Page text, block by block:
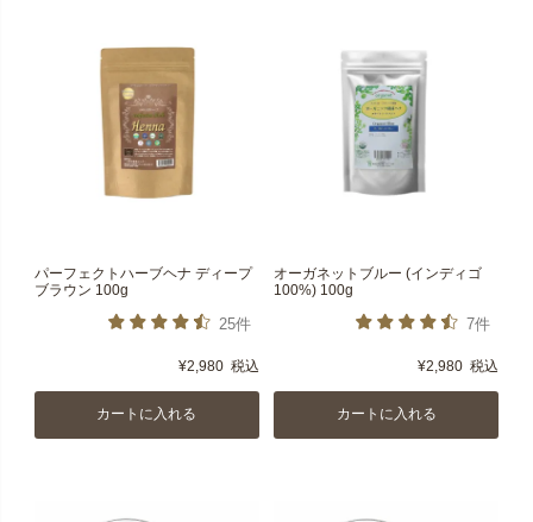
パーフェクトハーブヘナ ディープ
ブラウン 100g
25件
¥2,980 税込
カートに入れる
オーガネットブルー (インディゴ
100%) 100g
7件
¥2,980 税込
カートに入れる